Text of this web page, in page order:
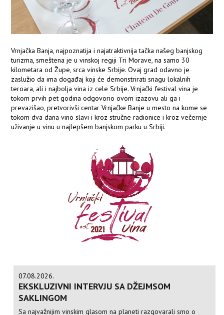
Vrnjačka Banja, najpoznatija i najatraktivnija tačka našeg banjskog
turizma, smeštena je u vinskoj regiji Tri Morave, na samo 30
kilometara od Župe, srca vinske Srbije. Ovaj grad odavno je
zaslužio da ima događaj koji će demonstrirati snagu lokalnih
teroara, ali i najbolja vina iz cele Srbije. Vrnjački festival vina je
tokom prvih pet godina odgovorio ovom izazovu ali ga i
prevazišao, pretvorivši centar Vrnjačke Banje u mesto na kome se
tokom dva dana vino slavi i kroz stručne radionice i kroz večernje
uživanje u vinu u najlepšem banjskom parku u Srbiji.
07.08.2026.
EKSKLUZIVNI INTERVJU SA DŽEJMSOM
SAKLINGOM
Sa najvažnijim vinskim glasom na planeti razgovarali smo o